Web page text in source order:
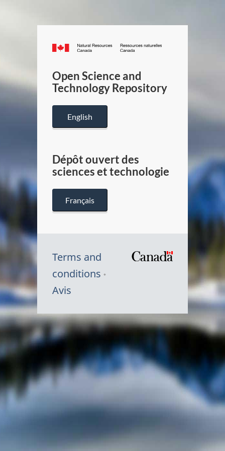
Canada.ca
/
Canada
Open Science and
Technology Repository
English
Dépôt ouvert des
sciences et technologie
Français
Terms and
conditions
Avis
Symbole
du
Canada